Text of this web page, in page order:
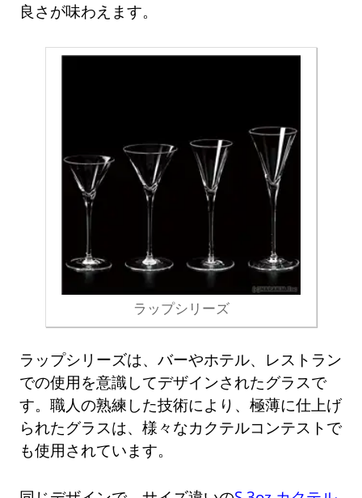
良さが味わえます。
ラップシリーズ
ラップシリーズは、バーやホテル、レストラン
での使用を意識してデザインされたグラスで
す。職人の熟練した技術により、極薄に仕上げ
られたグラスは、様々なカクテルコンテストで
も使用されています。